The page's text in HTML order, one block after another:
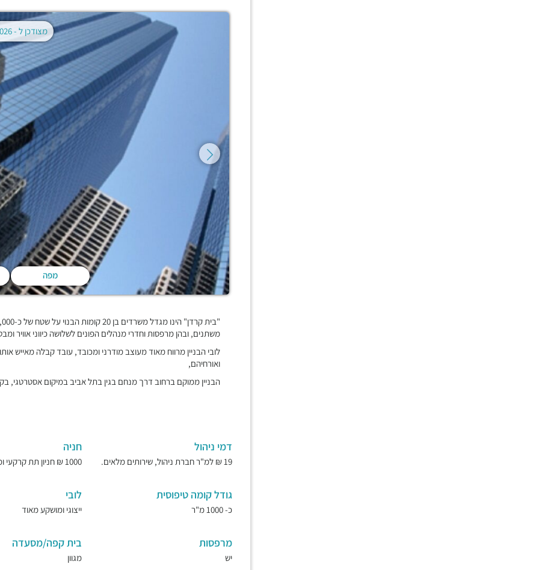
מפה
מצודכן ל -02.08.2026
משתנים, ובהן מרפסות וחדרי מנהלים הפונים לשלושה כיווני אוויר
לובי הבניין מרווח מאוד מעוצב מודרני ומכובד, עובד קבלה מאייש
ואורחיהם,
הבניין ממוקם ברחוב דרך מנחם בגין בתל אביב במיקום אסטרטגי,
דמי ניהול
19 ₪ למ"ר חברת ניהול, שירותים מלאים.
חניה
1000 ₪ חניון תת קרקעי ומאובטח.
גודל קומה טיפוסית
כ- 1000 מ"ר
לובי
ייצוגי ומושקע מאוד
מרפסות
יש
בית קפה/מסעדה
מגוון